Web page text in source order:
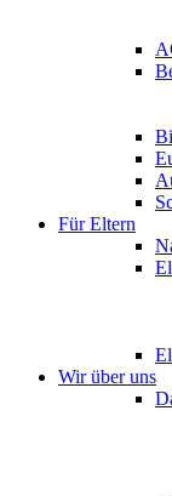
Für Eltern
Wir über uns